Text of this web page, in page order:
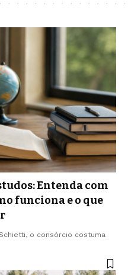
Entenda com
funciona e o que
o consórcio costuma